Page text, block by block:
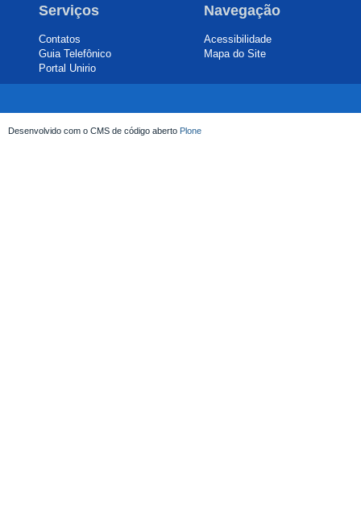
Serviços
Contatos
Guia Telefônico
Portal Unirio
Navegação
Acessibilidade
Mapa do Site
Desenvolvido com o CMS de código aberto Plone